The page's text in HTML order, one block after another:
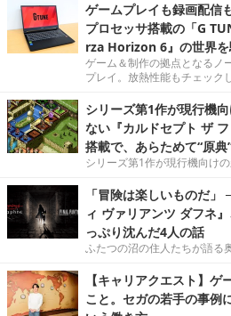
ゲームプレイも録画配
プロセッサ搭載の「G
rza Horizon 6』の世界を
ゲーム＆制作の拠点となるノ
プレイ。放熱性能もチェック
シリーズ第1作が現行機
ない『カルドセプト ザ
搭載で、あらためて“原
シリーズ第1作が現行機向け
「冒険は楽しいものだ
ィ ヴァリアンツ ダフネ
っぷり沈んだ4人の話
ふたつの沼の住人たちが語る
【キャリアクエスト】
こと。セガの若手の事例